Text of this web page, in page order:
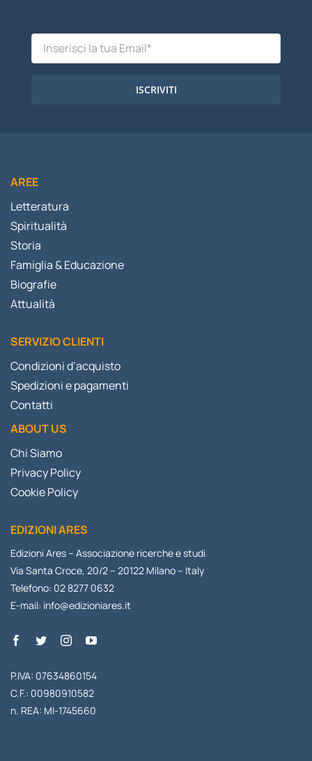
ISCRIVITI
AREE
Letteratura
Spiritualità
Storia
Famiglia & Educazione
Biografie
Attualità
SERVIZIO CLIENTI
Condizioni d’acquisto
Spedizioni e pagamenti
Contatti
ABOUT US
Chi Siamo
Privacy Policy
Cookie Policy
EDIZIONI ARES
Edizioni Ares – Associazione ricerche e studi
Via Santa Croce, 20/2 – 20122 Milano – Italy
Telefono: 02 8277 0632
E-mail: info@edizioniares.it
P.IVA: 07634860154
C.F.: 00980910582
n. REA: MI-1745660